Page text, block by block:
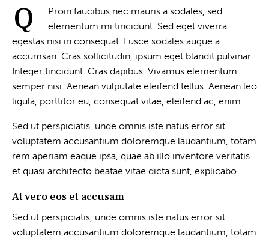
Q
Proin faucibus nec mauris a sodales, sed
elementum mi tincidunt. Sed eget viverra
egestas nisi in consequat. Fusce sodales augue a
accumsan. Cras sollicitudin, ipsum eget blandit pulvinar.
Integer tincidunt. Cras dapibus. Vivamus elementum
semper nisi. Aenean vulputate eleifend tellus. Aenean leo
ligula, porttitor eu, consequat vitae, eleifend ac, enim.
Sed ut perspiciatis, unde omnis iste natus error sit
voluptatem accusantium doloremque laudantium, totam
rem aperiam eaque ipsa, quae ab illo inventore veritatis
et quasi architecto beatae vitae dicta sunt, explicabo.
At vero eos et accusam
Sed ut perspiciatis, unde omnis iste natus error sit
voluptatem accusantium doloremque laudantium, totam